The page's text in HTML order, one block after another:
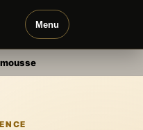
Menu